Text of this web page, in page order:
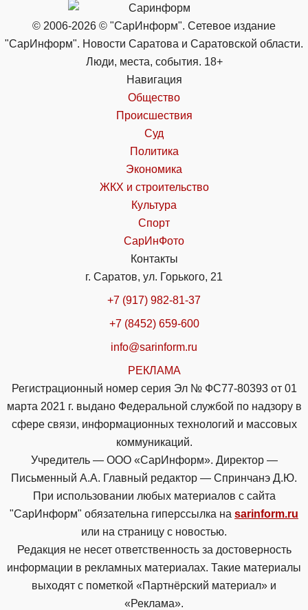
© 2006-2026 © "СарИнформ". Сетевое издание
"СарИнформ". Новости Саратова и Саратовской области.
Люди, места, события. 18+
Навигация
Общество
Происшествия
Суд
Политика
Экономика
ЖКХ и строительство
Культура
Спорт
СарИнФото
Контакты
г. Саратов, ул. Горького, 21
+7 (917) 982-81-37
+7 (8452) 659-600
info@sarinform.ru
РЕКЛАМА
Регистрационный номер серия Эл № ФС77-80393 от 01
марта 2021 г. выдано Федеральной службой по надзору в
сфере связи, информационных технологий и массовых
коммуникаций.
Учредитель — ООО «СарИнформ». Директор —
Письменный А.А. Главный редактор — Спринчанэ Д.Ю.
При использовании любых материалов с сайта
"СарИнформ" обязательна гиперссылка на sarinform.ru
или на страницу с новостью.
Редакция не несет ответственность за достоверность
информации в рекламных материалах. Такие материалы
выходят с пометкой «Партнёрский материал» и
«Реклама».